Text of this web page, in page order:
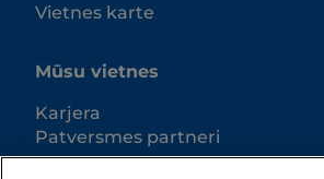
Vietnes karte
Mūsu vietnes
Karjera
Patversmes partneri